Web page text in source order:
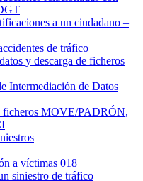
a un ciudadano –
de tráfico
y descarga de ficheros
Intermediación de Datos
ficheros MOVE/PADRÓN,
a víctimas 018
siniestro de tráfico